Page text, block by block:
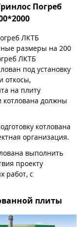
Погреб
ЛКТБ
размеры на 200
ЛКТБ
под установку
откосы,
на плиту
котлована должны
котлована
организация.
выполнить
проекту
работ, с
плиты